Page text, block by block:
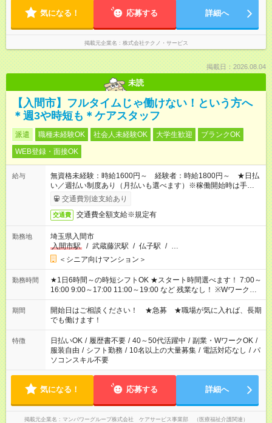
気になる！ 応募する 詳細へ
掲載元企業名 株式会社テクノ・サービス
掲載日：2026.08.04
未読
【入間市】フルタイムじゃ働けない！という方へ
＊週3や時短も＊ケアスタッフ
派遣 職種未経験OK 社会人未経験OK 大学生歓迎
ブランクOK
WEB登録・面接OK
給与
無資格未経験：時給1600円～ 経験者：時給1800円～ ★日払
い／週払い制度あり（月払いも選べます）※稼働開始時は手続き
完了次第のお支払いとなります。
交通費別途支給あり
交通費 交通費全額支給※規定有
勤務地
埼玉県入間市
入間市駅
/ 武蔵藤沢駅 / 仏子駅 / …
＜シニア向けマンション＞
勤務時間
★1日6時間～の時短シフトOK ★スタート時間選べます！ 7:00～
16:00 9:00～17:00 11:00～19:00 など 残業なし！ ※Wワークの
場合、他のお仕事と合わせ週40時間超の就業はご案内できませ
ん ※法令に基づき、週20時間以上勤務は社会保険への加入対象
となります ※労働者派遣法（日雇い派遣の原則禁止）により、
短時間・短期間の就業はご案内が難しい場合があります
期間
開始日はご相談ください！ ★急募 ★職場が気に入れば、長期
でも働けます！
特徴 日払いOK / 履歴書不要 / 40～50代活躍中 / 副業・WワークOK /
服装自由 / シフト勤務 / 10名以上の大量募集 / 電話対応なし / パ
ソコンスキル不要
気になる！ 応募する 詳細へ
掲載元企業名 マンパワーグループ株式会社 ケアサービス事業部 （医療福祉介護関連）